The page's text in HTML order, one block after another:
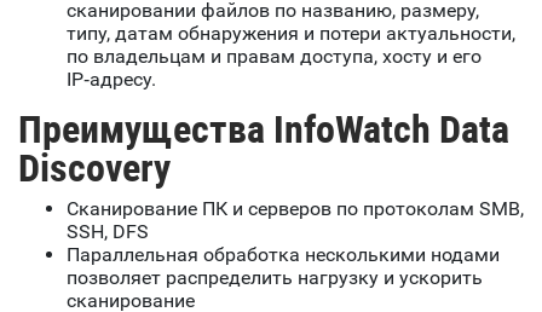
сканировании файлов по названию, размеру,
типу, датам обнаружения и потери актуальности,
по владельцам и правам доступа, хосту и его
IP‑адресу.
Преимущества InfoWatch Data
Discovery
Сканирование ПК и серверов по протоколам SMB,
SSH, DFS
Параллельная обработка несколькими нодами
позволяет распределить нагрузку и ускорить
сканирование